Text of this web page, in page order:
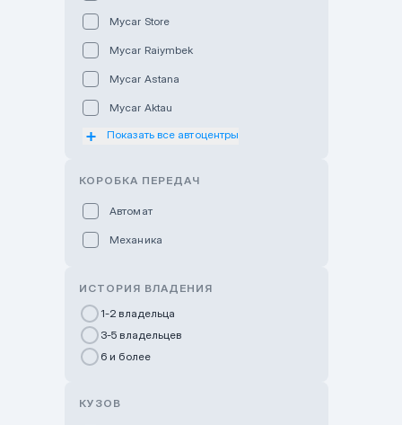
Mycar Store
Mycar Raiymbek
Mycar Astana
Mycar Aktau
Mycar Uralsk
GWM Nurly Zhol
Chery Astana
Показать все автоцентры
КОРОБКА ПЕРЕДАЧ
Автомат
Механика
ИСТОРИЯ ВЛАДЕНИЯ
1-2 владельца
3-5 владельцев
6 и более
КУЗОВ